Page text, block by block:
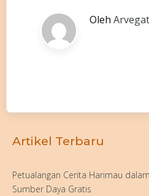
Oleh
Artikel Terbaru
Petualangan Cerita Harimau
Sumber Daya Gratis